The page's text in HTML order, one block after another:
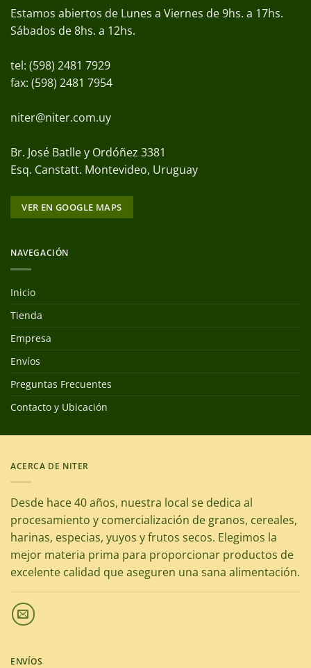
Estamos abiertos de Lunes a Viernes de 9hs. a 17hs.
Sábados de 8hs. a 12hs.
tel: (598) 2481 7929
fax: (598) 2481 7954
niter@niter.com.uy
Br. José Batlle y Ordóñez 3381
Esq. Canstatt. Montevideo, Uruguay
VER EN GOOGLE MAPS
NAVEGACIÓN
Inicio
Tienda
Empresa
Envíos
Preguntas Frecuentes
Contacto y Ubicación
ACERCA DE NITER
Desde hace 40 años, nuestra local se dedica al
procesamiento y comercialización de granos, cereales,
harinas, especias, yuyos y frutos secos. Elegimos la
mejor materia prima para proporcionar productos de
excelente calidad que aseguren una sana alimentación.
ENVÍOS